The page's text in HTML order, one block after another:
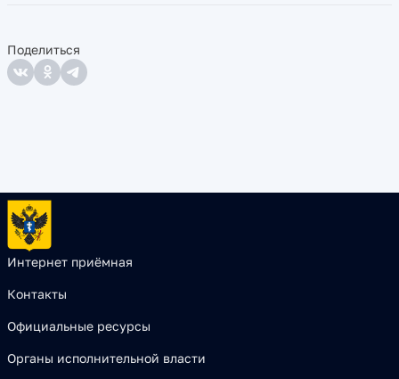
Поделиться
Интернет приёмная
Контакты
Официальные ресурсы
Органы исполнительной власти